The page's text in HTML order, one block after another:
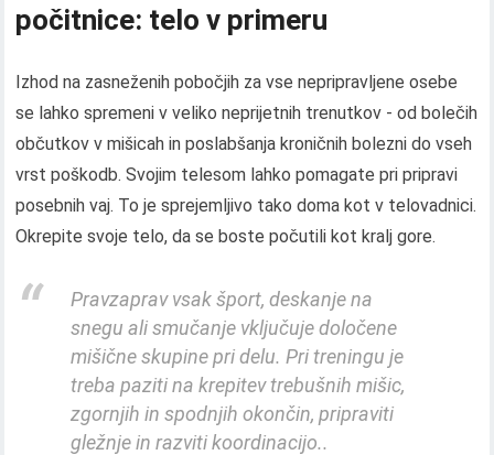
počitnice: telo v primeru
Izhod na zasneženih pobočjih za vse nepripravljene osebe
se lahko spremeni v veliko neprijetnih trenutkov - od bolečih
občutkov v mišicah in poslabšanja kroničnih bolezni do vseh
vrst poškodb. Svojim telesom lahko pomagate pri pripravi
posebnih vaj. To je sprejemljivo tako doma kot v telovadnici.
Okrepite svoje telo, da se boste počutili kot kralj gore.
Pravzaprav vsak šport, deskanje na
snegu ali smučanje vključuje določene
mišične skupine pri delu. Pri treningu je
treba paziti na krepitev trebušnih mišic,
zgornjih in spodnjih okončin, pripraviti
gležnje in razviti koordinacijo..